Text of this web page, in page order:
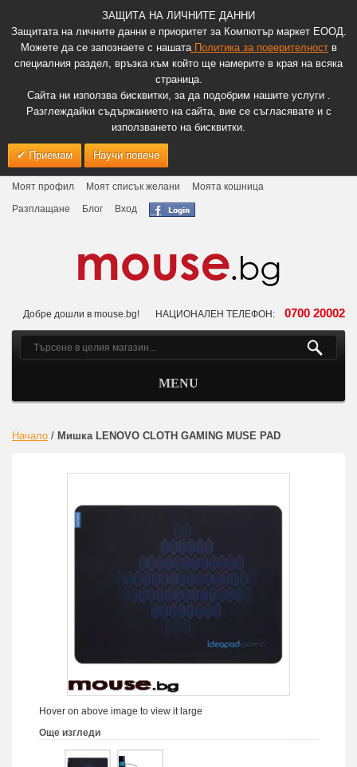
ЗАЩИТА НА ЛИЧНИТЕ ДАННИ
Защитата на личните данни е приоритет за Компютър маркет ЕООД.
Можете да се запознаете с нашатаПолитика за поверителноств
специалния раздел, връзка към който ще намерите в края на всяка
страница.
Сайта ни използва бисквитки, за да подобрим нашите услуги .
Разглеждайки съдържанието на сайта, вие се съгласявате и с
използването на бисквитки.
Приемам Научи повече
Моят профил Моят списък желани
Моята кошница
Разплащане
Блог Вход
Добре дошли в mouse.bg! НАЦИОНАЛЕН ТЕЛЕФОН: 0700 20002
MENU
Начало / Мишка LENOVO CLOTH GAMING MUSE PAD
Hover on above image to view it large
Още изгледи